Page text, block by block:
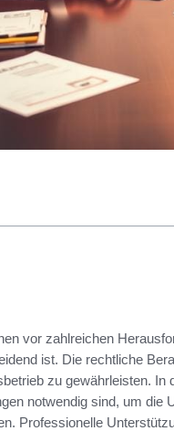
vor zahlreichen
ist. Die rechtliche
zu gewährleisten.
notwendig sind, um die
Professionelle